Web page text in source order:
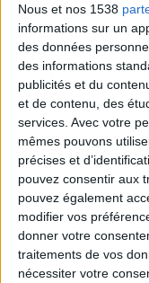
Nous et nos 1538
informations sur un
des données
des informations
publicités et du
et de contenu, des
services. Avec votre
mêmes pouvons
précises et
pouvez consentir aux
pouvez également
modifier vos
donner votre
traitements de vos
nécessiter votre